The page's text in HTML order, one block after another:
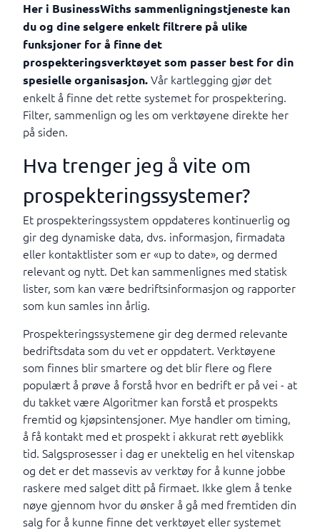
Her i BusinessWiths sammenligningstjeneste kan
du og dine selgere enkelt filtrere på ulike
funksjoner for å finne det
prospekteringsverktøyet som passer best for din
spesielle organisasjon.Vår kartlegging gjør det
enkelt å finne det rette systemet for prospektering.
Filter, sammenlign og les om verktøyene direkte her
på siden.
Hva trenger jeg å vite om
prospekteringssystemer?
Et prospekteringssystem oppdateres kontinuerlig og
gir deg dynamiske data, dvs. informasjon, firmadata
eller kontaktlister som er «up to date», og dermed
relevant og nytt. Det kan sammenlignes med statisk
lister, som kan være bedriftsinformasjon og rapporter
som kun samles inn årlig.
Prospekteringssystemene gir deg dermed relevante
bedriftsdata som du vet er oppdatert. Verktøyene
som finnes blir smartere og det blir flere og flere
populært å prøve å forstå hvor en bedrift er på vei - at
du takket være Algoritmer kan forstå et prospekts
fremtid og kjøpsintensjoner. Mye handler om timing,
å få kontakt med et prospekt i akkurat rett øyeblikk
tid. Salgsprosesser i dag er unektelig en hel vitenskap
og det er det massevis av verktøy for å kunne jobbe
raskere med salget ditt på firmaet. Ikke glem å tenke
nøye gjennom hvor du ønsker å gå med fremtiden din
salg for å kunne finne det verktøyet eller systemet